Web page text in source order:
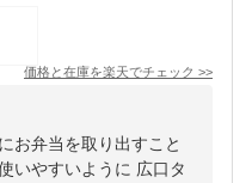
価格と在庫を楽天でチェック >>
お弁当を取り出すこと
いやすいように 広口タ